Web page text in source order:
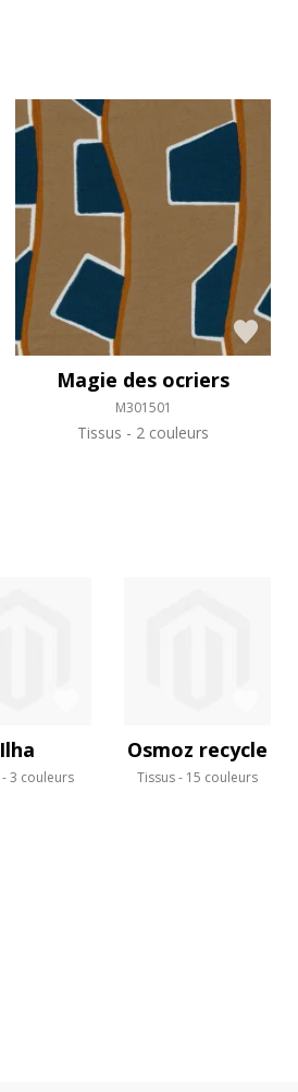
Magie des ocriers
M301501
Tissus 2 couleurs
Ilha
3 couleurs
Osmoz recycle
Tissus 15 couleurs